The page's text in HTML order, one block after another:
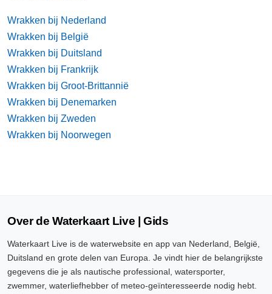
Wrakken bij Nederland
Wrakken bij België
Wrakken bij Duitsland
Wrakken bij Frankrijk
Wrakken bij Groot-Brittannië
Wrakken bij Denemarken
Wrakken bij Zweden
Wrakken bij Noorwegen
Over de Waterkaart Live | Gids
Waterkaart Live is de waterwebsite en app van Nederland, België,
Duitsland en grote delen van Europa. Je vindt hier de belangrijkste
gegevens die je als nautische professional, watersporter,
zwemmer, waterliefhebber of meteo-geïnteresseerde nodig hebt.